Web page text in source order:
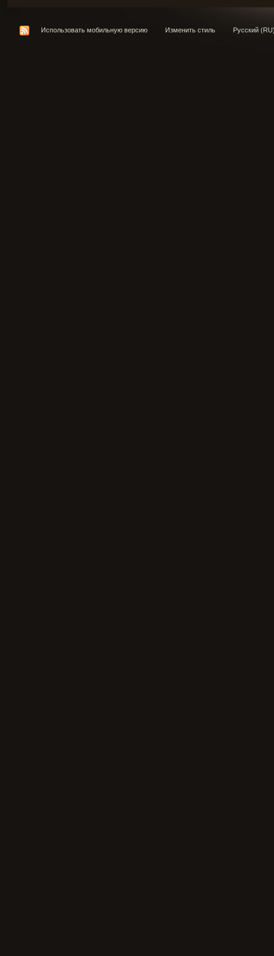
Использовать мобильную версию Изменить стиль Русский